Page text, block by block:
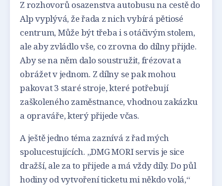
Z rozhovorů osazenstva autobusu na cestě do
Alp vyplývá, že řada z nich vybírá pětiosé
centrum, Může být třeba i s otáčivým stolem,
ale aby zvládlo vše, co zrovna do dílny přijde.
Aby se na něm dalo soustružit, frézovat a
obrážet v jednom. Z dílny se pak mohou
pakovat 3 staré stroje, které potřebují
zaškoleného zaměstnance, vhodnou zakázku
a opraváře, který přijede včas.
A ještě jedno téma zaznívá z řad mých
spolucestujících. „DMG MORI servis je sice
dražší, ale za to přijede a má vždy díly. Do půl
hodiny od vytvoření ticketu mi někdo volá,“